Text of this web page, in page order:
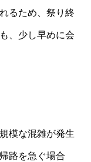
るため、祭り終
、少し早めに会
模な混雑が発生
路を急ぐ場合